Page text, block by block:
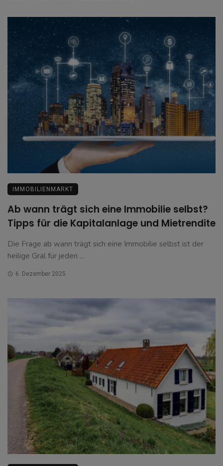
IMMOBILIENMARKT
Ab wann trägt sich eine Immobilie selbst?
Tipps für die Kapitalanlage und Mietrendite
Die Frage ab wann trägt sich eine Immobilie selbst ist der
heilige Gral für jeden ...
6. Dezember 2025